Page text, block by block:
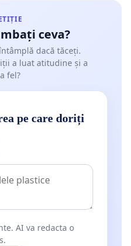
ceva?
dacă tăceți.
a luat atitudine și a
fel?
pe care doriți
AI va redacta o